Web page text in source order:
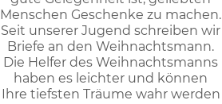
Menschen Geschenke zu machen.
Seit unserer Jugend schreiben wir
Briefe an den Weihnachtsmann.
Die Helfer des Weihnachtsmanns
haben es leichter und können
Ihre tiefsten Träume wahr werden